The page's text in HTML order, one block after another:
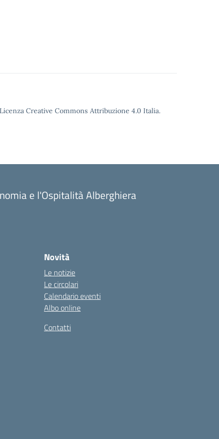
Creative Commons Attribuzione 4.0 Italia.
e l'Ospitalità Alberghiera
Novità
Le notizie
Le circolari
Calendario eventi
Albo online
Contatti